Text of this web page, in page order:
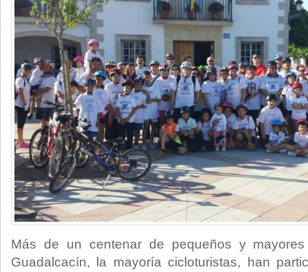
Más de un centenar de pequeños y
Guadalcacín, la mayoría cicloturistas, han